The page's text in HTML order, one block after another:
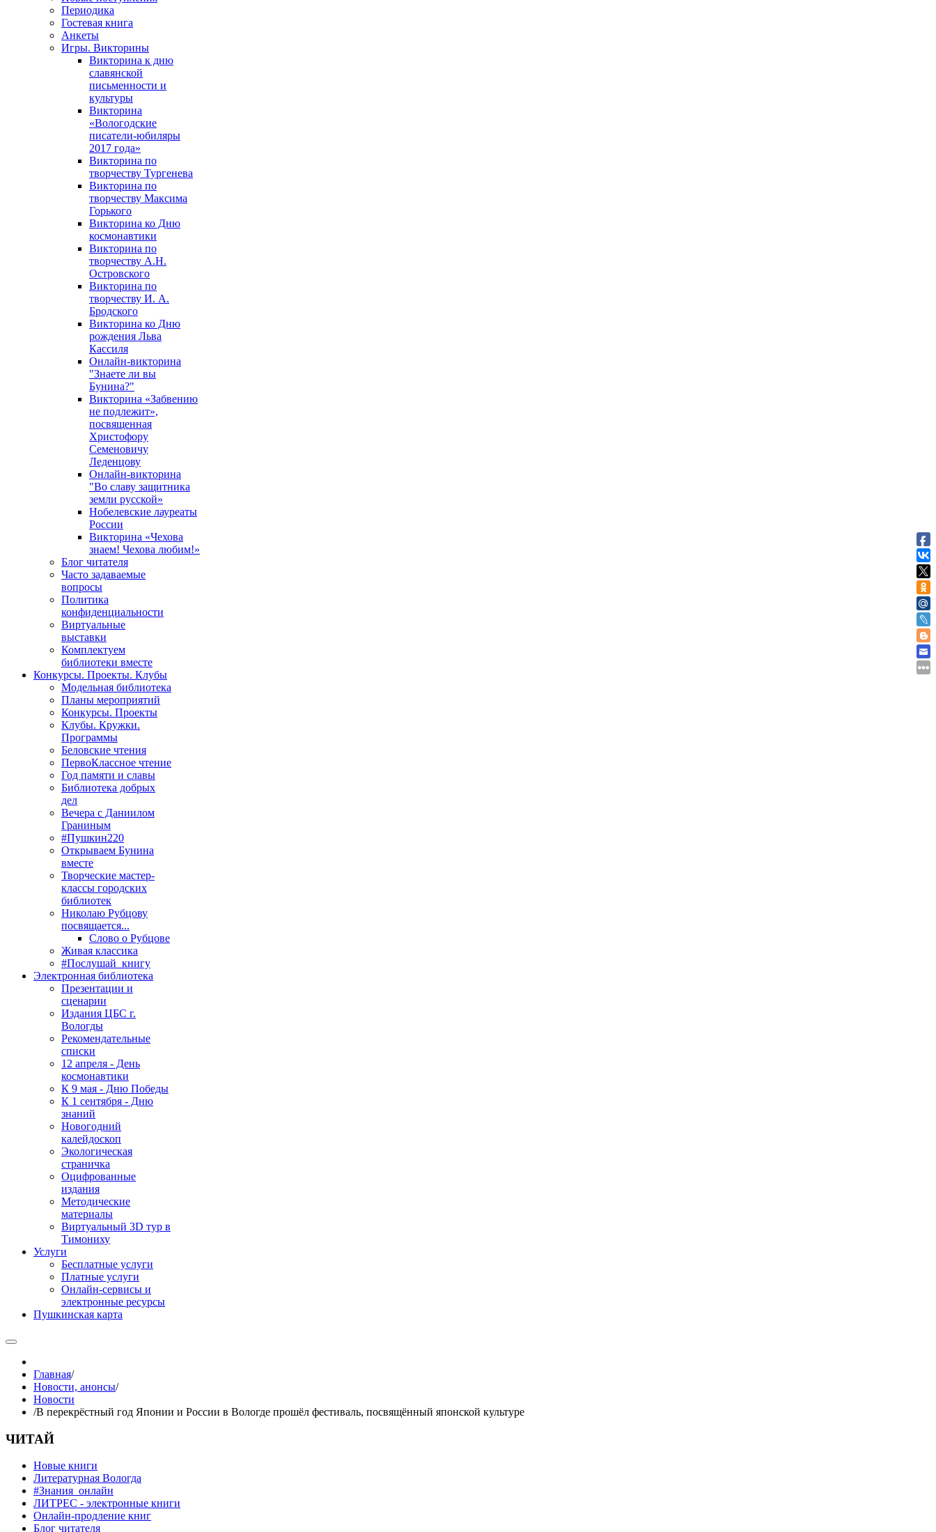
Периодика
Гостевая книга
Анкеты
Игры. Викторины
Викторина к дню
славянской
письменности и
культуры
Викторина
«Вологодские
писатели-юбиляры
2017 года»
Викторина по
творчеству Тургенева
Викторина по
творчеству Максима
Горького
Викторина ко Дню
космонавтики
Викторина по
творчеству А.Н.
Островского
Викторина по
творчеству И. А.
Бродского
Викторина ко Дню
рождения Льва
Кассиля
Онлайн-викторина
"Знаете ли вы
Бунина?"
Викторина «Забвению
не подлежит»,
посвященная
Христофору
Семеновичу
Леденцову
Онлайн-викторина
"Во славу защитника
земли русской»
Нобелевские лауреаты
России
Викторина «Чехова
знаем! Чехова любим!»
Блог читателя
Часто задаваемые
вопросы
Политика
конфиденциальности
Виртуальные
выставки
Комплектуем
библиотеки вместе
Конкурсы. Проекты. Клубы
Модельная библиотека
Планы мероприятий
Конкурсы. Проекты
Клубы. Кружки.
Программы
Беловские чтения
ПервоКлассное чтение
Год памяти и славы
Библиотека добрых
дел
Вечера с Даниилом
Граниным
#Пушкин220
Открываем Бунина
вместе
Творческие мастер-
классы городских
библиотек
Николаю Рубцову
посвящается...
Слово о Рубцове
Живая классика
#Послушай_книгу
Электронная библиотека
Презентации и
сценарии
Издания ЦБС г.
Вологды
Рекомендательные
списки
12 апреля - День
космонавтики
К 9 мая - Дню Победы
К 1 сентября - Дню
знаний
Новогодний
калейдоскоп
Экологическая
страничка
Оцифрованные
издания
Методические
материалы
Виртуальный 3D тур в
Тимониху
Услуги
Бесплатные услуги
Платные услуги
Онлайн-сервисы и
электронные ресурсы
Пушкинская карта
Главная/
Новости, анонсы/
Новости
/В перекрёстный год Японии и России в Вологде прошёл фестиваль, посвящённый японской культуре
ЧИТАЙ
Новые книги
Литературная Вологда
#Знания_онлайн
ЛИТРЕС - электронные книги
Онлайн-продление книг
Блог читателя